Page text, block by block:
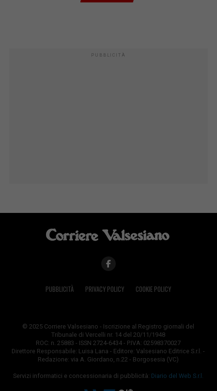
PUBBLICITÀ
PUBBLICITÀ PRIVACY POLICY COOKIE POLICY
© 2025 Corriere Valsesiano - Iscrizione al Registro giornali del
Tribunale di Vercelli nr. 14 del 20/11/1948
ROC: n. 25883 - ISSN 2724-6434 - P.IVA: 02598370027
Direttore Responsabile: Luisa Lana - Editore: Valsesiano Editrice S.r.l. -
Redazione: via A. Giordano, n.22 - Borgosesia (VC)
Servizi informatici e concessionaria di pubblicità: Diario del Web S.r.l.